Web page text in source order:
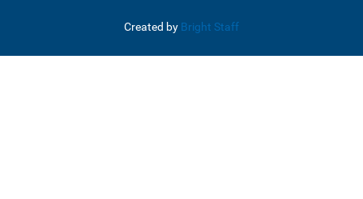
Created by Bright Staff